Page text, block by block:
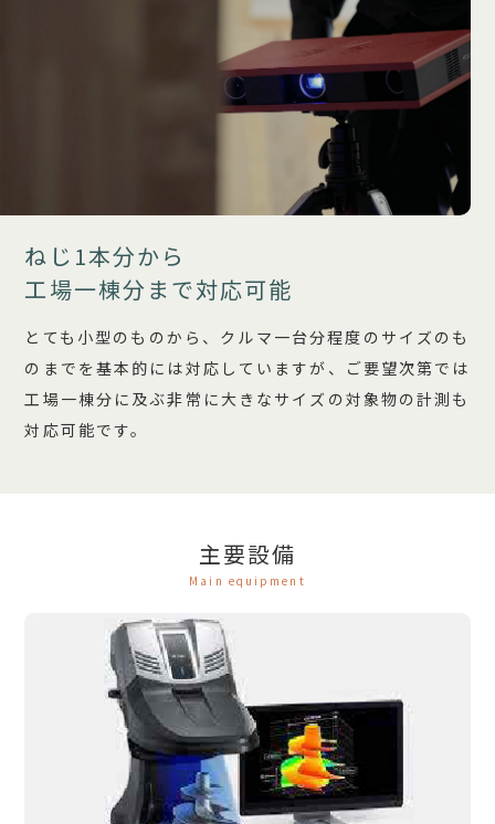
ねじ1本分から
工場一棟分まで対応可能
とても小型のものから、クルマ一台分程度のサイズのも
のまでを基本的には対応していますが、ご要望次第では
工場一棟分に及ぶ非常に大きなサイズの対象物の計測も
対応可能です。
主要設備
Main equipment